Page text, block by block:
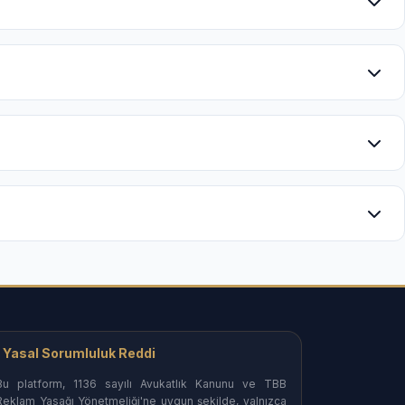
tazminat taleplerinin yönetimi.
Yasal Sorumluluk Reddi
platform, 1136 sayılı Avukatlık Kanunu ve TBB
Yasağı Yönetmeliği'ne uygun şekilde, yalnızca